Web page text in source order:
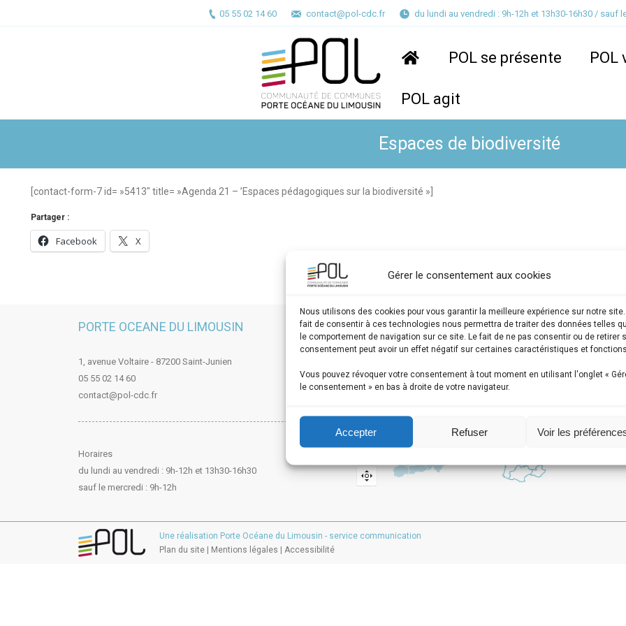
Gérer le consentement aux cookies
Nous utilisons des cookies pour vous garantir la meilleure expérience sur notre site.
fait de consentir à ces technologies nous permettra de traiter des données telles
le comportement de navigation sur ce site. Le fait de ne pas consentir ou de retirer
consentement peut avoir un effet négatif sur certaines caractéristiques et fonctions.
Vous pouvez révoquer votre consentement à tout moment en utilisant l'onglet «
le consentement » en bas à droite de votre navigateur.
Accepter Refuser Voir les
05 55 02 14 60 contact@pol-cdc.fr du lundi au vendredi : 9h-12h et 13h30-16h30 / sauf
POL se présente POL
POL agit
Espaces de biodiversité
[contact-form-7 id= »5413″ title= »Agenda 21 – ’Espaces pédagogiques sur la biodiversité »]
Partager :
Facebook X
PORTE OCEANE DU LIMOUSIN
1, avenue Voltaire - 87200 Saint-Junien
05 55 02 14 60
contact@pol-cdc.fr
Horaires
du lundi au vendredi : 9h-12h et 13h30-16h30
sauf le mercredi : 9h-12h
LE TERRITOIRE
Une réalisation Porte Océane du Limousin - service communication
Plan du site |
Mentions légales Accessibilité